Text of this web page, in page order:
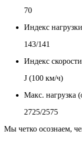
70
Индекс
143/141
Индекс скорости
J (100 км/ч)
Макс. нагрузка
2725/2575
Мы четко осознаем,